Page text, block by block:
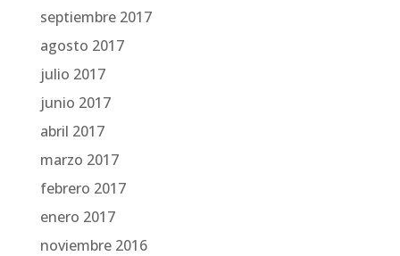
septiembre 2017
agosto 2017
julio 2017
junio 2017
abril 2017
marzo 2017
febrero 2017
enero 2017
noviembre 2016